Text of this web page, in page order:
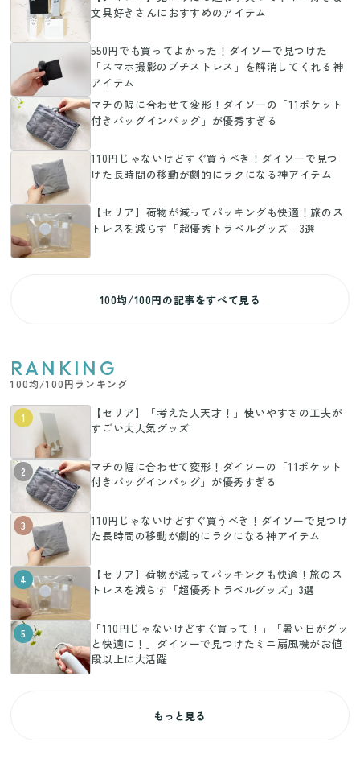
文具好きさんにおすすめのアイテム
550円でも買ってよかった！ダイソーで見つけた
「スマホ撮影のプチストレス」を解消してくれる神
アイテム
マチの幅に合わせて変形！ダイソーの「11ポケット
付きバッグインバッグ」が優秀すぎる
110円じゃないけどすぐ買うべき！ダイソーで見つ
けた長時間の移動が劇的にラクになる神アイテム
【セリア】荷物が減ってパッキングも快適！旅のス
トレスを減らす「超優秀トラベルグッズ」3選
100均/100円の記事をすべて見る
RANKING
100均/100円ランキング
1
【セリア】「考えた人天才！」使いやすさの工夫が
すごい大人気グッズ
2
マチの幅に合わせて変形！ダイソーの「11ポケット
付きバッグインバッグ」が優秀すぎる
3
110円じゃないけどすぐ買うべき！ダイソーで見つけ
た長時間の移動が劇的にラクになる神アイテム
4
【セリア】荷物が減ってパッキングも快適！旅のス
トレスを減らす「超優秀トラベルグッズ」3選
5
「110円じゃないけどすぐ買って！」「暑い日がグッ
と快適に！」ダイソーで見つけたミニ扇風機がお値
段以上に大活躍
もっと見る